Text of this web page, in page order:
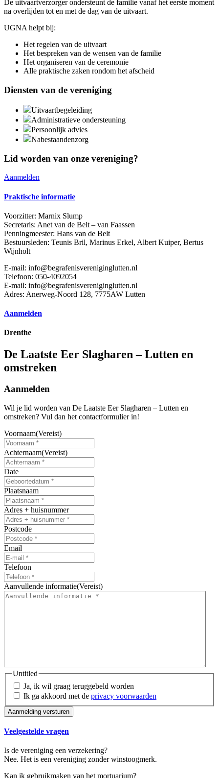
De uitvaartverzorger ondersteunt de familie vanaf het eerste moment
na overlijden tot en met de dag van de uitvaart.
UGNA helpt bij:
Het regelen van de uitvaart
Het bespreken van de wensen van de familie
Het organiseren van de ceremonie
Alle praktische zaken rondom het afscheid
Diensten van de vereniging
Uitvaartbegeleiding
Administratieve ondersteuning
Persoonlijk advies
Nabestaandenzorg
Lid worden van onze vereniging?
Aanmelden
Praktische informatie
Voorzitter: Marnix Slump
Secretaris: Anet van de Belt – van Faassen
Penningmeester: Hans van de Belt
Bestuursleden: Teunis Bril, Marinus Erkel, Albert Kuiper, Bertus
Wijnholt
E-mail: info@begrafenisvereniginglutten.nl
Telefoon: 050-4092054
E-mail: info@begrafenisvereniginglutten.nl
Adres: Anerweg-Noord 128, 7775AW Lutten
Aanmelden
Drenthe
De Laatste Eer Slagharen – Lutten en
omstreken
Aanmelden
Wil je lid worden van De Laatste Eer Slagharen – Lutten en
omstreken? Vul dan het contactformulier in!
Voornaam(Vereist)
Achternaam(Vereist)
Date
slash
DD
slash
JJJJ
Plaatsnaam
Adres + huisnummer
Postcode
Email
Telefoon
Aanvullende informatie(Vereist)
Untitled
Ja, ik wil graag teruggebeld worden
Ik ga akkoord met de privacy voorwaarden
Veelgestelde vragen
Is de vereniging een verzekering?
Nee. Het is een vereniging zonder winstoogmerk.
Kan ik gebruikmaken van het mortuarium?